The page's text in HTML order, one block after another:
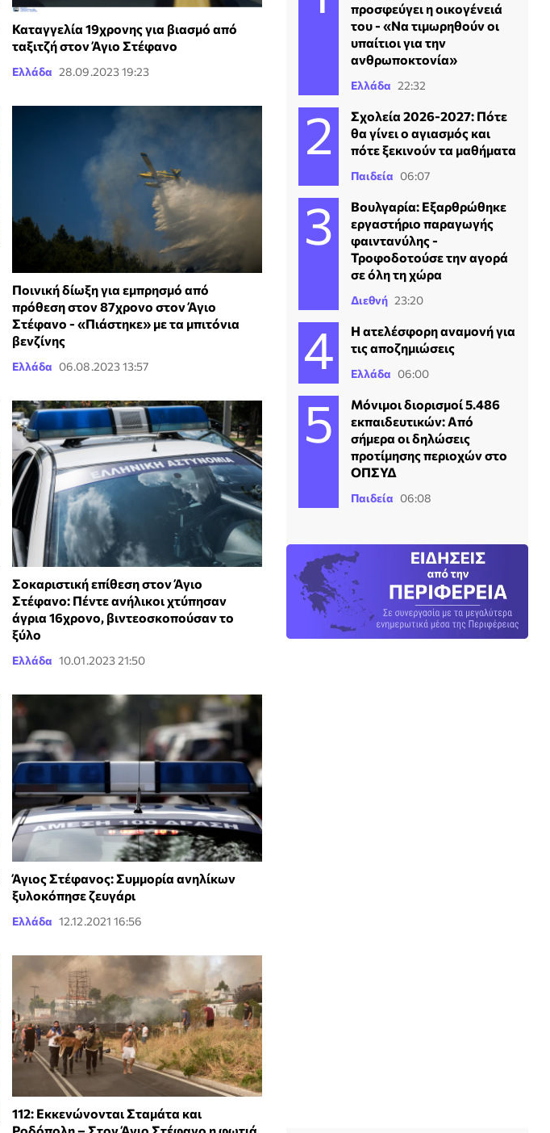
Καταγγελία 19χρονης για βιασμό από
ταξιτζή στον Άγιο Στέφανο
Ελλάδα 28.09.2023 19:23
Ποινική δίωξη για εμπρησμό από
πρόθεση στον 87χρονο στον Άγιο
Στέφανο - «Πιάστηκε» με τα μπιτόνια
βενζίνης
Ελλάδα 06.08.2023 13:57
Σοκαριστική επίθεση στον Άγιο
Στέφανο: Πέντε ανήλικοι χτύπησαν
άγρια 16χρονο, βιντεοσκοπούσαν το
ξύλο
Ελλάδα 10.01.2023 21:50
Άγιος Στέφανος: Συμμορία ανηλίκων
ξυλοκόπησε ζευγάρι
Ελλάδα 12.12.2021 16:56
112: Εκκενώνονται Σταμάτα και
Ροδόπολη – Στον Άγιο Στέφανο η φωτιά
προσφεύγει η οικογένειά
του - «Να τιμωρηθούν οι
υπαίτιοι για την
ανθρωποκτονία»
Ελλάδα 22:32
Σχολεία 2026-2027: Πότε
θα γίνει ο αγιασμός και
πότε ξεκινούν τα μαθήματα
Παιδεία 06:07
Βουλγαρία: Εξαρθρώθηκε
εργαστήριο παραγωγής
φαιντανύλης -
Τροφοδοτούσε την αγορά
σε όλη τη χώρα
Διεθνή 23:20
Η ατελέσφορη αναμονή για
τις αποζημιώσεις
Ελλάδα 06:00
Μόνιμοι διορισμοί 5.486
εκπαιδευτικών: Από
σήμερα οι δηλώσεις
προτίμησης περιοχών στο
ΟΠΣΥΔ
Παιδεία 06:08